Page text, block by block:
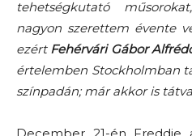
tehetségkutató
nagyon szerettem évente
ezért Fehérvári Gábor
értelemben Stockholmban
színpadán; már akkor is